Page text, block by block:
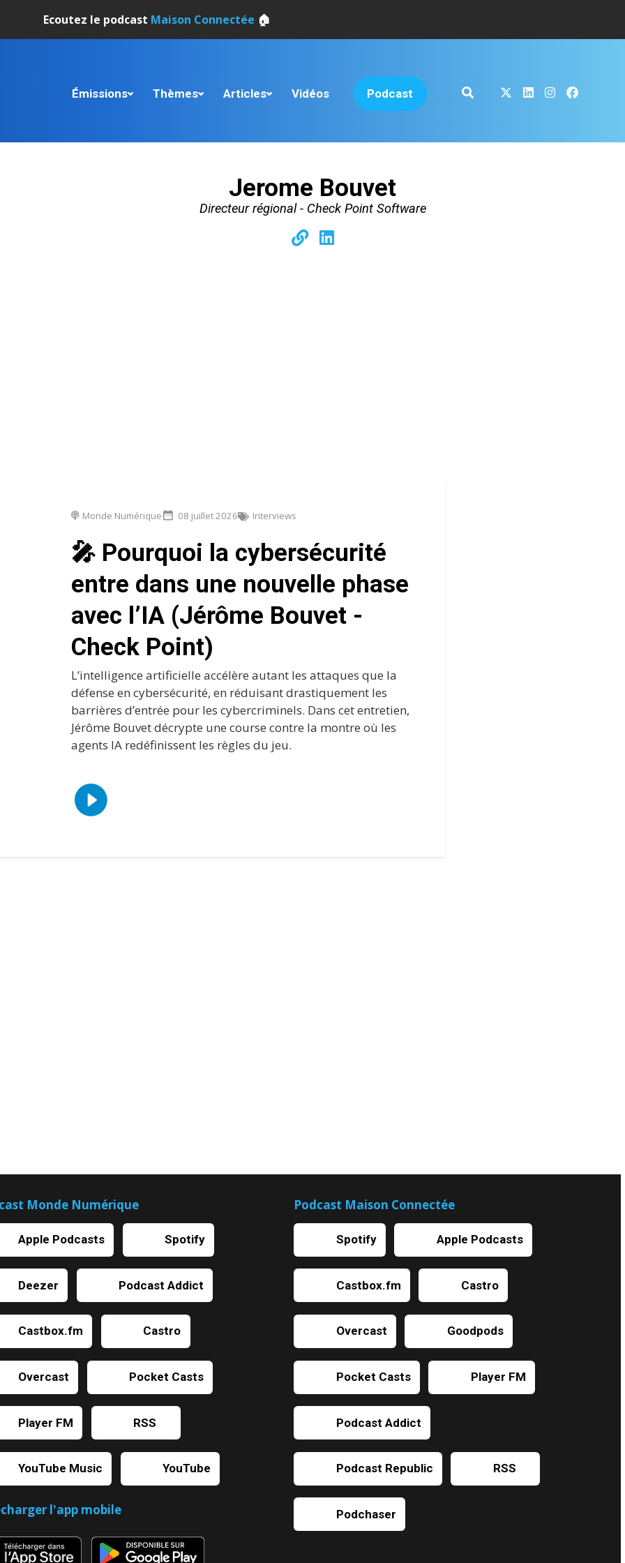
Ecoutez le podcast Maison Connectée 🏠
Émissions Thèmes Articles Vidéos Podcast
Jerome Bouvet
Directeur régional - Check Point Software
Monde Numérique 08 juillet 2026 Interviews
🎤 Pourquoi la cybersécurité
entre dans une nouvelle phase
avec l’IA (Jérôme Bouvet -
Check Point)
L’intelligence artificielle accélère autant les attaques que la
défense en cybersécurité, en réduisant drastiquement les
barrières d’entrée pour les cybercriminels. Dans cet entretien,
Jérôme Bouvet décrypte une course contre la montre où les
agents IA redéfinissent les règles du jeu.
Monde Numérique
Apple Podcasts Spotify
Deezer Podcast Addict
Castbox.fm Castro
Overcast Pocket Casts
Player FM RSS
YouTube Music YouTube
l'app mobile
Podcast Maison Connectée
Spotify Apple Podcasts
Castbox.fm Castro
Overcast Goodpods
Pocket Casts Player FM
Podcast Addict
Podcast Republic RSS
Podchaser